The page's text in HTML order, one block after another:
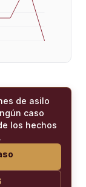
de asilo
caso
los hechos